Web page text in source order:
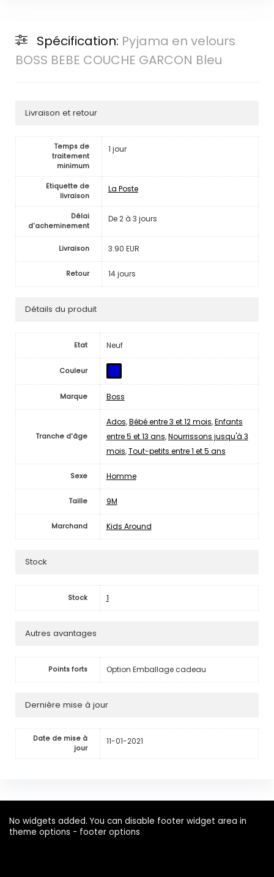
Spécification: Pyjama en velours
BOSS BEBE COUCHE GARCON Bleu
Livraison et retour
Temps de
traitement
minimum
1 jour
Etiquette de
livraison
La Poste
Délai
d'acheminement
De 2 à 3 jours
Livraison 3.90 EUR
Retour 14 jours
Détails du produit
Etat Neuf
Couleur
Marque Boss
Tranche d'âge
Ados,Bébé entre 3 et 12 mois,Enfants
entre 5 et 13 ans,Nourrissons jusqu'à 3
mois,Tout-petits entre 1 et 5 ans
Sexe Homme
Taille 9M
Marchand Kids Around
Stock
Stock 1
Autres avantages
Points forts Option Emballage cadeau
Dernière mise à jour
Date de mise à
jour
11-01-2021
No widgets added. You can disable footer widget area in
theme options - footer options